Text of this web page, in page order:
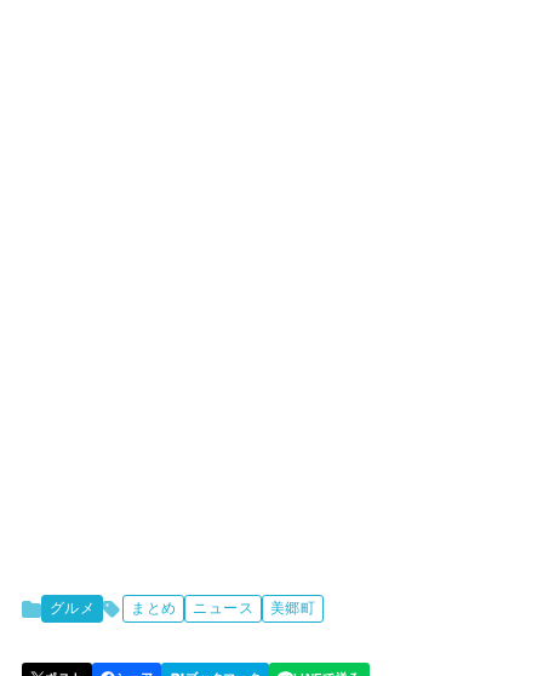
グルメ まとめ ニュース 美郷町